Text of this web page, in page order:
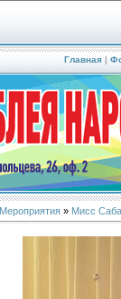
Главная |
Мероприятия » Мисс